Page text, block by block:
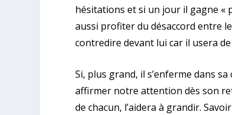
hésitations et si un jour il gagne «
aussi profiter du désaccord entre
contredire devant lui car il usera
Si, plus grand, il s’enferme dans
affirmer notre attention dès son
de chacun, l’aidera à grandir.